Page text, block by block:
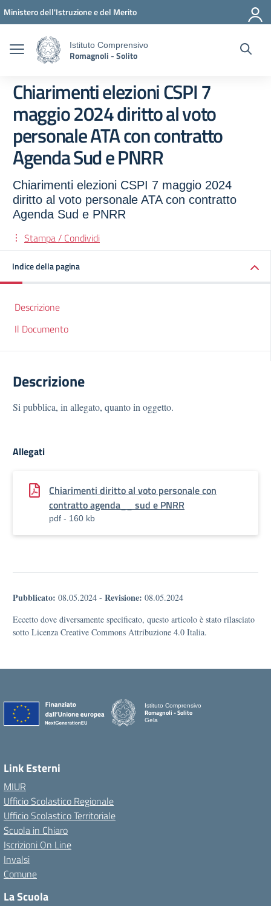
Vai ai contenuti
Vai al menu di navigazione
Vai al footer
Ministero dell'Istruzione e del Merito
Istituto Comprensivo
Romagnoli - Solito
Chiarimenti elezioni CSPI 7
maggio 2024 diritto al voto
personale ATA con contratto
Agenda Sud e PNRR
Chiarimenti elezioni CSPI 7 maggio 2024
diritto al voto personale ATA con contratto
Agenda Sud e PNRR
Stampa / Condividi
Indice della pagina
Descrizione
Il Documento
Descrizione
Si pubblica, in allegato, quanto in oggetto.
Allegati
Chiarimenti diritto al voto personale con
contratto agenda__ sud e PNRR
pdf - 160 kb
Pubblicato: 08.05.2024 - Revisione: 08.05.2024
Eccetto dove diversamente specificato, questo articolo è stato rilasciato
sotto Licenza Creative Commons Attribuzione 4.0 Italia.
Istituto Comprensivo
Romagnoli - Solito
Gela
Link Esterni
MIUR
Ufficio Scolastico Regionale
Ufficio Scolastico Territoriale
Scuola in Chiaro
Iscrizioni On Line
Invalsi
Comune
La Scuola